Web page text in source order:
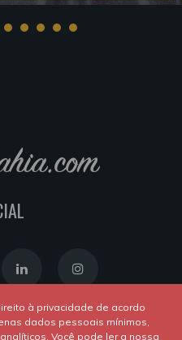
à privacidade de acordo
dados pessoais mínimos,
Você pode ler a nossa